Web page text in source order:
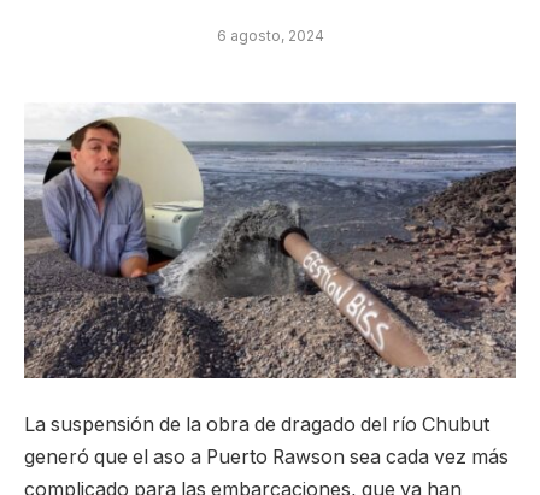
6 agosto, 2024
La suspensión de la obra de dragado del río Chubut
generó que el aso a Puerto Rawson sea cada vez más
complicado para las embarcaciones, que ya han